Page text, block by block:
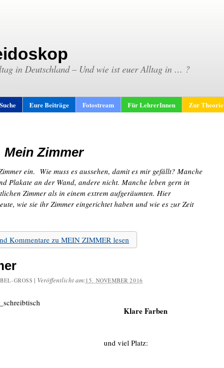
in Deutschland – Und wie ist euer Alltag in … ?
Suche Eure Beiträge Fotostream Für LehrerInnen Zur Theorie
Mein Zimmer
ein. Wie muss es aussehen, damit es mir gefällt? Manche
Plakate an der Wand, andere nicht. Manche leben gern in
Zimmer als in einem extrem aufgeräumten. Hier
wie sie ihr Zimmer eingerichtet haben und wie es zur Zeit
Kommentare zu MEIN ZIMMER lesen
GROSS | Veröffentlicht am:15. NOVEMBER 2016
Klare Farben
und viel Platz: